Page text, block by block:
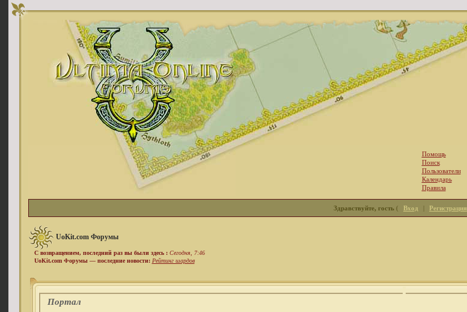
Помощь
Поиск
Пользователи
Календарь
Правила
Здравствуйте, гость ( Вход | Регистрация
UoKit.com Форумы
С возвращением, последний раз вы были здесь : Сегодня, 7:46
UoKit.com Форумы — последние новости: Рейтинг шардов
Портал